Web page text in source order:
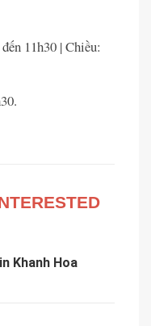
11h30 | Chiều:
Khanh Hoa